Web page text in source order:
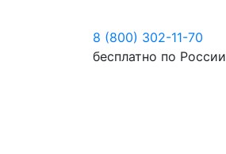
8 (800) 302-11-70
бесплатно по России